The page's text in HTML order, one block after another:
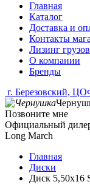
Главная
Каталог
Доставка и
Контакты
Лизинг
О компании
Бренды
г. Березовский,
Позвоните мне
Официальный
Long March
Главная
Диски
Диск 5,50х16